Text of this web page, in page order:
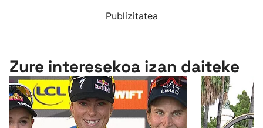
Publizitatea
Zure interesekoa izan daiteke